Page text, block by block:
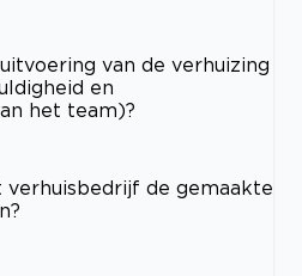
van de verhuizing
en
het team)?
de gemaakte